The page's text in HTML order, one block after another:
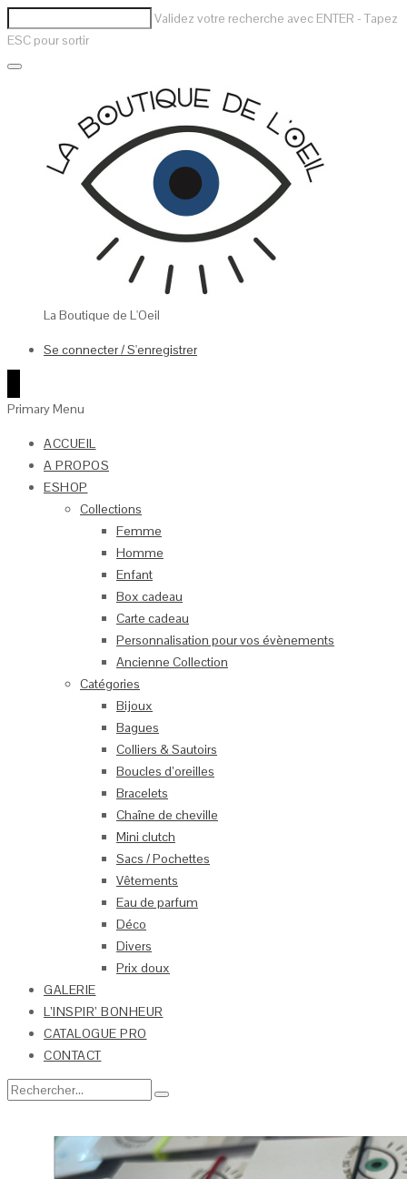
Validez votre recherche avec ENTER - Tapez
ESC pour sortir
La Boutique de L'Oeil
Se connecter / S'enregistrer
Primary Menu
ACCUEIL
A PROPOS
ESHOP
Collections
Femme
Homme
Enfant
Box cadeau
Carte cadeau
Personnalisation pour vos évènements
Ancienne Collection
Catégories
Bijoux
Bagues
Colliers & Sautoirs
Boucles d’oreilles
Bracelets
Chaîne de cheville
Mini clutch
Sacs / Pochettes
Vêtements
Eau de parfum
Déco
Divers
Prix doux
GALERIE
L’INSPIR’ BONHEUR
CATALOGUE PRO
CONTACT